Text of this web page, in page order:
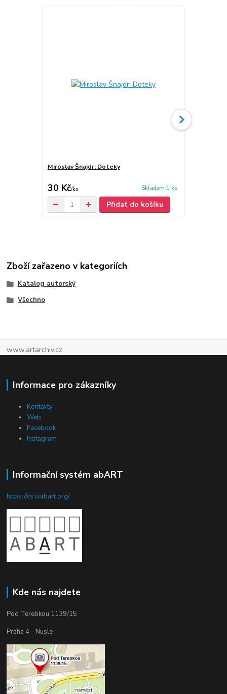
Miroslav Šnajdr: Doteky
30 Kč/ks Skladem 1 ks
Přidat do košíku
Zboží zařazeno v kategoriích
Katalog autorský
Všechno
www.artarchiv.cz
Informace pro zákazníky
Kontakty
Web
Facebook
Instagram
Informační systém abART
https://cs.isabart.org/
Kde nás najdete
Pod Terebkou 1139/15
Praha 4 - Nusle